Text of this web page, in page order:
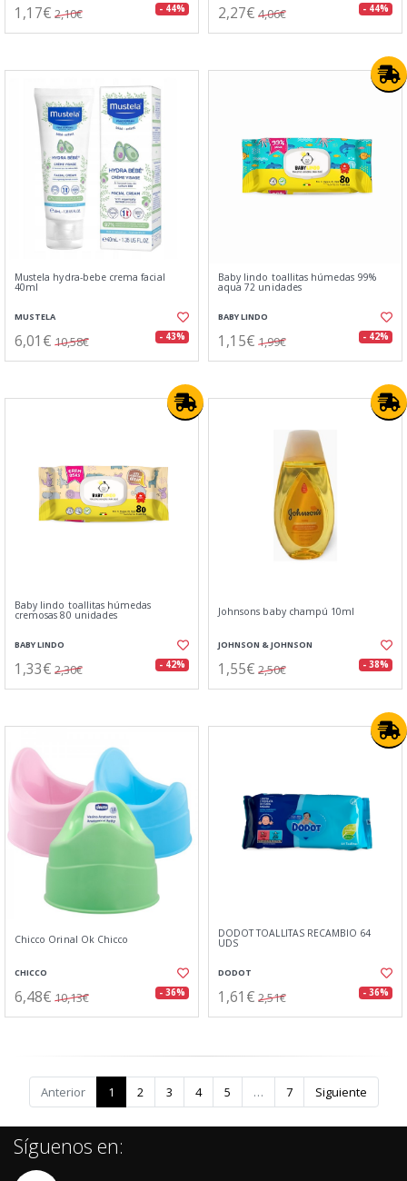
1,17€ 2,10€ - 44% 2,27€ 4,06€ - 44%
Mustela hydra-bebe crema facial
40ml
MUSTELA
6,01€ 10,58€ - 43%
Baby lindo toallitas húmedas 99%
aqua 72 unidades
BABY LINDO
1,15€ 1,99€ - 42%
Baby lindo toallitas húmedas
cremosas 80 unidades
BABY LINDO
1,33€ 2,30€ - 42%
Johnsons baby champú 10ml
JOHNSON & JOHNSON
1,55€ 2,50€ - 38%
Chicco Orinal Ok Chicco
CHICCO
6,48€ 10,13€ - 36%
DODOT TOALLITAS RECAMBIO 64
UDS
DODOT
1,61€ 2,51€ - 36%
Anterior 1 2 3 4 5 … 7 Siguiente
Síguenos en: